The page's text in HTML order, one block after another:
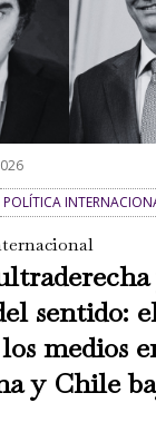
POLÍTICA
sentido:
medios
y Chile